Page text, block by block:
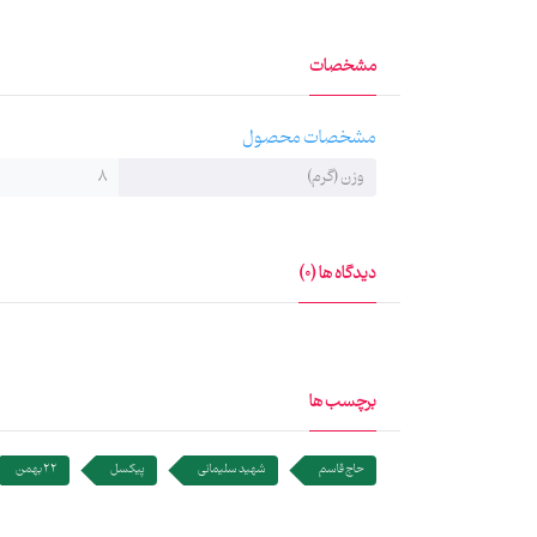
مشخصات
مشخصات محصول
وزن (گرم) 8
دیدگاه ها (0)
برچسب ها
حاج قاسم شهید سلیمانی پیکسل 22 بهمن